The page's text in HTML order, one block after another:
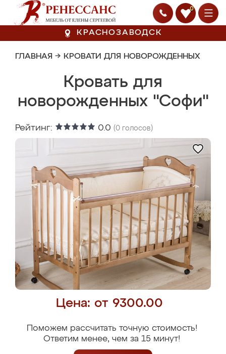
0
КРАСНОЗАВОДСК
ГЛАВНАЯ → КРОВАТИ ДЛЯ НОВОРОЖДЕННЫХ
Кровать для
новорожденных "Софи"
Рейтинг: 0.0 (0 голосов)
Цена: от 9300.00
Поможем рассчитать точную стоимость!
Ответим менее, чем за 15 минут!